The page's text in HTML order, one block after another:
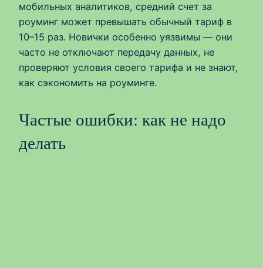
мобильных аналитиков, средний счет за
роуминг может превышать обычный тариф в
10–15 раз. Новички особенно уязвимы — они
часто не отключают передачу данных, не
проверяют условия своего тарифа и не знают,
как сэкономить на роуминге.
Частые ошибки: как не надо
делать